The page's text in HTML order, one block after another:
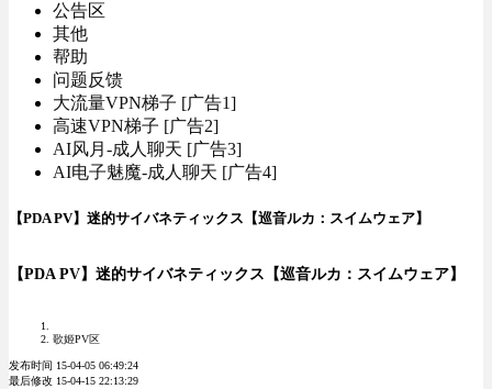
公告区
其他
帮助
问题反馈
大流量VPN梯子 [广告1]
高速VPN梯子 [广告2]
AI风月-成人聊天 [广告3]
AI电子魅魔-成人聊天 [广告4]
【PDA PV】迷的サイバネティックス【巡音ルカ：スイムウェア】
【PDA PV】迷的サイバネティックス【巡音ルカ：スイムウェア】
歌姬PV区
发布时间 15-04-05 06:49:24
最后修改 15-04-15 22:13:29